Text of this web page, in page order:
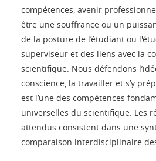
compétences, avenir
être une souffrance ou un
de la posture de l’étudiant ou
superviseur et des liens avec la
scientifique. Nous défendons
conscience, la travailler et s’y
est l’une des compétences
universelles du scientifique. Les
attendus consistent dans une
comparaison interdisciplinaire